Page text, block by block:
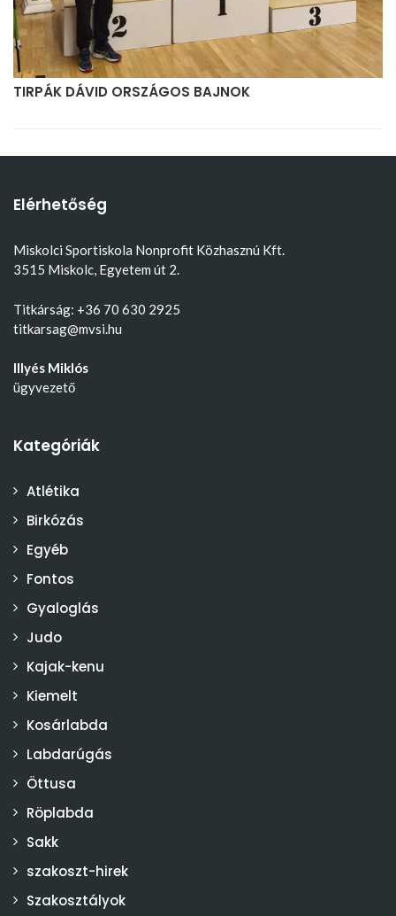
TIRPÁK DÁVID ORSZÁGOS BAJNOK
Elérhetőség
Miskolci Sportiskola Nonprofit Közhasznú Kft.
3515 Miskolc, Egyetem út 2.
Titkárság: +36 70 630 2925
titkarsag@mvsi.hu
Illyés Miklós
ügyvezető
Kategóriák
Atlétika
Birkózás
Egyéb
Fontos
Gyaloglás
Judo
Kajak-kenu
Kiemelt
Kosárlabda
Labdarúgás
Öttusa
Röplabda
Sakk
szakoszt-hirek
Szakosztályok